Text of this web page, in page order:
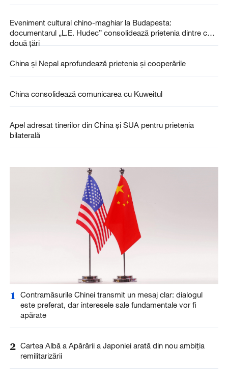
Eveniment cultural chino-maghiar la Budapesta:
documentarul „L.E. Hudec” consolidează prietenia dintre cele
două țări
China și Nepal aprofundează prietenia și cooperările
China consolidează comunicarea cu Kuweitul
Apel adresat tinerilor din China și SUA pentru prietenia
bilaterală
1
Contramăsurile Chinei transmit un mesaj clar: dialogul
este preferat, dar interesele sale fundamentale vor fi
apărate
2 Cartea Albă a Apărării a Japoniei arată din nou ambiția
remilitarizării